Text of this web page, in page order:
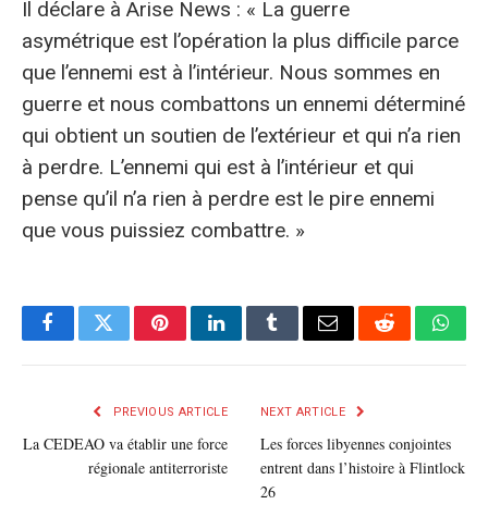
Il déclare à Arise News : « La guerre
asymétrique est l’opération la plus difficile parce
que l’ennemi est à l’intérieur. Nous sommes en
guerre et nous combattons un ennemi déterminé
qui obtient un soutien de l’extérieur et qui n’a rien
à perdre. L’ennemi qui est à l’intérieur et qui
pense qu’il n’a rien à perdre est le pire ennemi
que vous puissiez combattre. »
FacebookTwitterPinterestLinkedInTumblrE-
Reddit
PREVIOUS ARTICLE
La CEDEAO va établir une force
régionale antiterroriste
NEXT ARTICLE
Les forces libyennes conjointes
entrent dans l’histoire à Flintlock
26